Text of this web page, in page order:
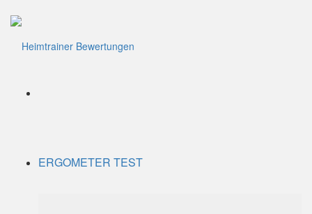
ERGOMETER TEST